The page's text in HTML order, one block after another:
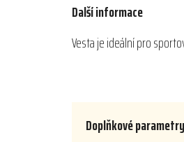
Další informace
Vesta je ideální pro
Doplňkové parametry